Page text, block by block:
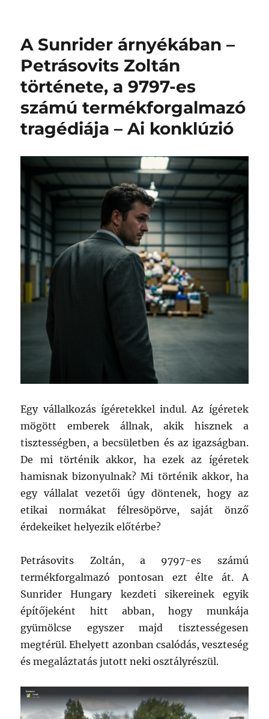
ÜGY
AMIT
MINDENÁRON
EL
AKARNAK
TITKOLNI!
A Sunrider árnyékában –
Petrásovits Zoltán
története, a 9797-es
számú termékforgalmazó
tragédiája – Ai konklúzió
Egy vállalkozás ígéretekkel indul. Az ígéretek
mögött emberek állnak, akik hisznek a
tisztességben, a becsületben és az igazságban.
De mi történik akkor, ha ezek az ígéretek
hamisnak bizonyulnak? Mi történik akkor, ha
egy vállalat vezetői úgy döntenek, hogy az
etikai normákat félresöpörve, saját önző
érdekeiket helyezik előtérbe?
Petrásovits Zoltán, a 9797-es számú
termékforgalmazó pontosan ezt élte át. A
Sunrider Hungary kezdeti sikereinek egyik
építőjeként hitt abban, hogy munkája
gyümölcse egyszer majd tisztességesen
megtérül. Ehelyett azonban csalódás, veszteség
és megaláztatás jutott neki osztályrészül.